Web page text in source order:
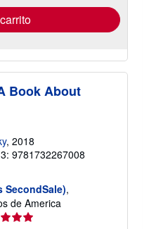
Book About
, 2018
9781732267008
SecondSale),
de America